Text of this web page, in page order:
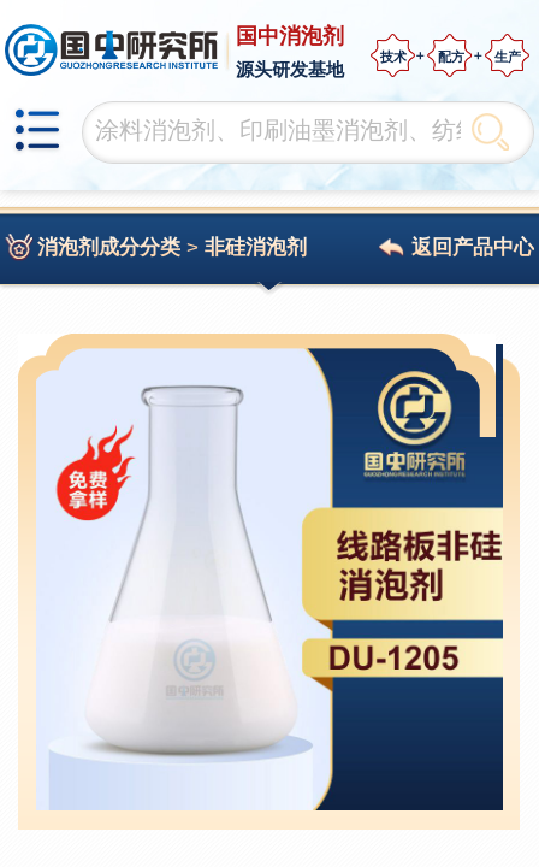
国中消泡剂
源头研发基地
技术 配方 生产
消泡剂成分分类> 非硅消泡剂 返回产品中心